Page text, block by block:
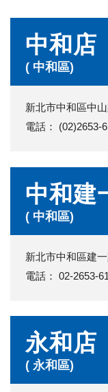
中和店
( 中和區)
新北市中和區中
電話： (02)2653-
中和建
( 中和區)
新北市中和區建
電話： 02-2653-
永和店
( 永和區)